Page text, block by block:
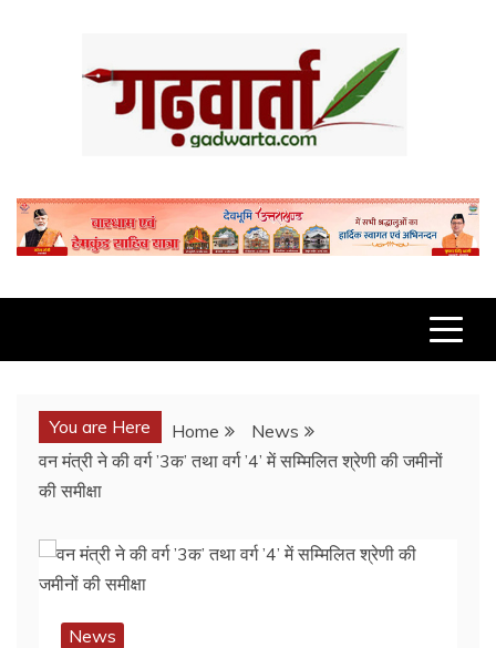
You are Here Home
News
वन मंत्री ने की वर्ग ’3क’ तथा वर्ग ’4’ में सम्मिलित श्रेणी की जमीनों
की समीक्षा
News